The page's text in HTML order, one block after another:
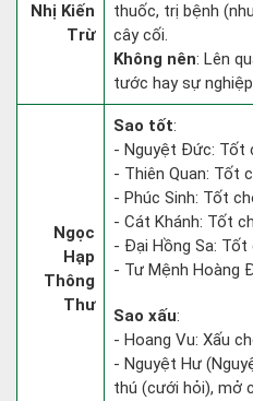
Nhị Kiến
Trừ
thuốc, trị bệnh
cây cối.
Không nên: Lên
tước hay sự
Ngọc
Hạp
Thông
Thư
Sao tốt:
- Nguyệt Đức: Tốt
- Thiên Quan: Tốt
- Phúc Sinh: Tốt
- Cát Khánh: Tốt
- Đại Hồng Sa: Tốt
- Tư Mệnh Hoàng
Sao xấu:
- Hoang Vu: Xấu
- Nguyệt Hư
thú (cưới hỏi), mở